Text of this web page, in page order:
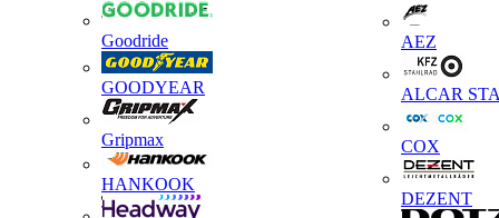
Goodride
GOODYEAR
Gripmax
HANKOOK
AEZ
ALCAR
COX
DEZENT